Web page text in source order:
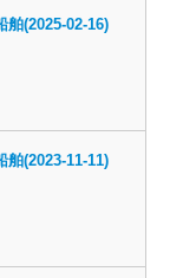
舶(2025-02-16)
舶(2023-11-11)